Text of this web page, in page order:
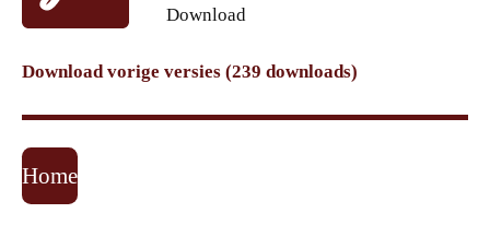
Download
Download vorige versies (239 downloads)
Home